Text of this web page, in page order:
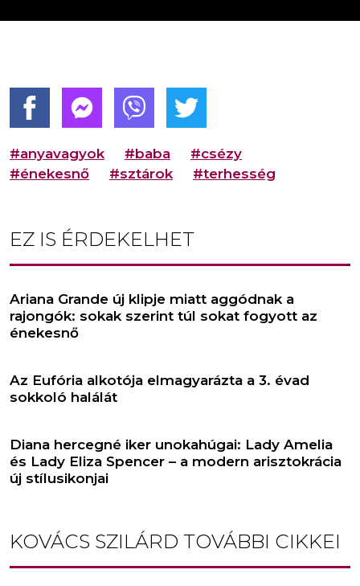
#anyavagyok #baba
#csézy
#énekesnő
#sztárok #terhesség
EZ IS ÉRDEKELHET
Ariana Grande új klipje miatt aggódnak a
rajongók: sokak szerint túl sokat fogyott az
énekesnő
Az Eufória alkotója elmagyarázta a 3. évad
sokkoló halálát
Diana hercegné iker unokahúgai: Lady Amelia
és Lady Eliza Spencer – a modern arisztokrácia
új stílusikonjai
KOVÁCS SZILÁRD TOVÁBBI CIKKEI